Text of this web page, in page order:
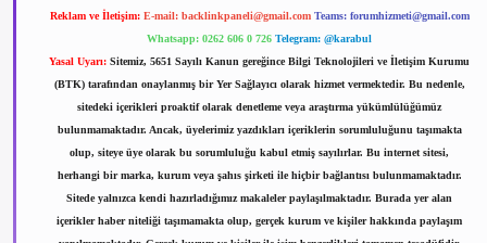
Reklam ve İletişim: E-mail: backlinkpaneli@gmail.com Teams: forumhizmeti@gmail.com
Whatsapp: 0262 606 0 726 Telegram: @karabul
Yasal Uyarı: Sitemiz, 5651 Sayılı Kanun gereğince Bilgi Teknolojileri ve İletişim Kurumu
(BTK) tarafından onaylanmış bir Yer Sağlayıcı olarak hizmet vermektedir. Bu nedenle,
sitedeki içerikleri proaktif olarak denetleme veya araştırma yükümlülüğümüz
bulunmamaktadır. Ancak, üyelerimiz yazdıkları içeriklerin sorumluluğunu taşımakta
olup, siteye üye olarak bu sorumluluğu kabul etmiş sayılırlar. Bu internet sitesi,
herhangi bir marka, kurum veya şahıs şirketi ile hiçbir bağlantısı bulunmamaktadır.
Sitede yalnızca kendi hazırladığımız makaleler paylaşılmaktadır. Burada yer alan
içerikler haber niteliği taşımamakta olup, gerçek kurum ve kişiler hakkında paylaşım